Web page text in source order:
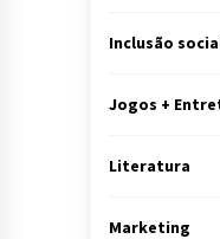
Inclusão
Jogos +
Literatura
Marketing